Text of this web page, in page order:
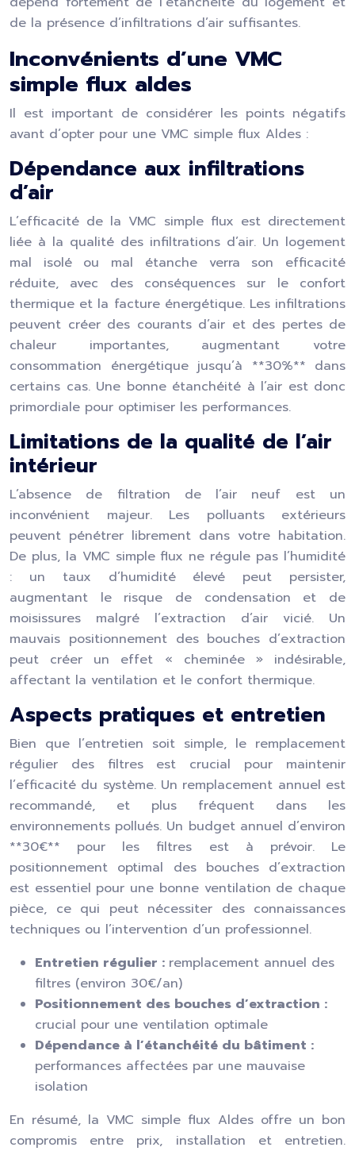
de la présence d’infiltrations d’air suffisantes.
Inconvénients d’une VMC
simple flux aldes
Il est important de considérer les points négatifs
avant d’opter pour une VMC simple flux Aldes :
Dépendance aux infiltrations
d’air
L’efficacité de la VMC simple flux est directement
liée à la qualité des infiltrations d’air. Un logement
mal isolé ou mal étanche verra son efficacité
réduite, avec des conséquences sur le confort
thermique et la facture énergétique. Les infiltrations
peuvent créer des courants d’air et des pertes de
chaleur importantes, augmentant votre
consommation énergétique jusqu’à **30%** dans
certains cas. Une bonne étanchéité à l’air est donc
primordiale pour optimiser les performances.
Limitations de la qualité de l’air
intérieur
L’absence de filtration de l’air neuf est un
inconvénient majeur. Les polluants extérieurs
peuvent pénétrer librement dans votre habitation.
De plus, la VMC simple flux ne régule pas l’humidité
: un taux d’humidité élevé peut persister,
augmentant le risque de condensation et de
moisissures malgré l’extraction d’air vicié. Un
mauvais positionnement des bouches d’extraction
peut créer un effet « cheminée » indésirable,
affectant la ventilation et le confort thermique.
Aspects pratiques et entretien
Bien que l’entretien soit simple, le remplacement
régulier des filtres est crucial pour maintenir
l’efficacité du système. Un remplacement annuel est
recommandé, et plus fréquent dans les
environnements pollués. Un budget annuel d’environ
**30€** pour les filtres est à prévoir. Le
positionnement optimal des bouches d’extraction
est essentiel pour une bonne ventilation de chaque
pièce, ce qui peut nécessiter des connaissances
techniques ou l’intervention d’un professionnel.
Entretien régulier : remplacement annuel des
filtres (environ 30€/an)
Positionnement des bouches d’extraction :
crucial pour une ventilation optimale
Dépendance à l’étanchéité du bâtiment :
performances affectées par une mauvaise
isolation
En résumé, la VMC simple flux Aldes offre un bon
compromis entre prix, installation et entretien.